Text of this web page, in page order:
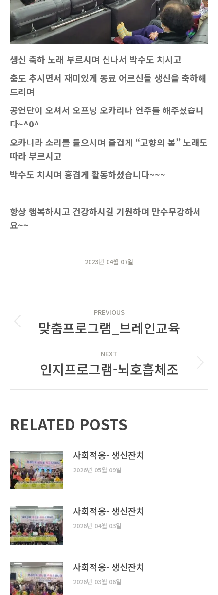
생신 축하 노래 부르시며 신나서 박수도 치시고
춤도 추시면서 재미있게 동료 어르신들 생신을 축하해
드리며
공연단이 오셔서 오프닝 오카리나 연주를 해주셨습니
다~^0^
오카니라 소리를 들으시며 즐겁게 “고향의 봄” 노래도
따라 부르시고
박수도 치시며 흥겹게 활동하셨습니다~~~
항상 행복하시고 건강하시길 기원하며 만수무강하세
요~~
2023년 04월 07일
NAVIGATION
PREVIOUS
Previous
맞춤프로그램_브레인교육
NEXT
Next
인지프로그램-뇌호흡체조
RELATED POSTS
사회적응- 생신잔치
2026년 05월 09일
사회적응- 생신잔치
2026년 04월 03일
사회적응- 생신잔치
2026년 03월 06일